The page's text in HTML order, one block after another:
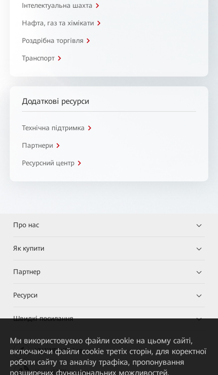
Інтелектуальна шахта
Нафта, газ та хімікати
Роздрібна торгівля
Транспорт
Додаткові ресурси
Технічна підтримка
Партнери
Ресурсний центр
Про нас
Як купити
Партнер
Ресурси
Швидкі посилання
HUAWEI eKit App
Huawei HiKnow App
Ми використовуємо файли cookie на цьому сайті,
включаючи файли cookie третіх сторін, для коректної
роботи сайту та аналізу трафіка, пропонування
розширених функціональних можливостей,